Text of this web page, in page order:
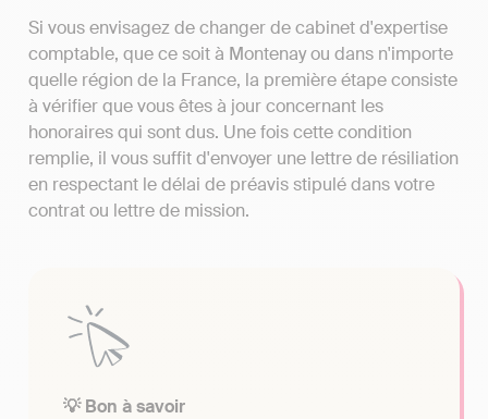
Si vous envisagez de changer de cabinet d'expertise
comptable, que ce soit à Montenay ou dans n'importe
quelle région de la France, la première étape consiste
à vérifier que vous êtes à jour concernant les
honoraires qui sont dus. Une fois cette condition
remplie, il vous suffit d'envoyer une lettre de résiliation
en respectant le délai de préavis stipulé dans votre
contrat ou lettre de mission.
💡 Bon à savoir